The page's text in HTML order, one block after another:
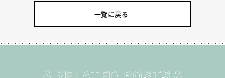
一覧に戻る